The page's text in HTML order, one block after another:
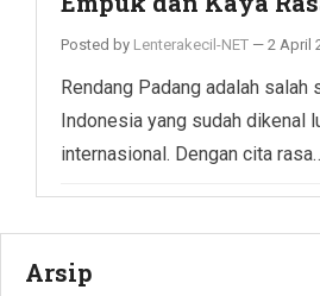
Posted by Lenterakecil-NET — 2 April
Rendang Padang adalah salah
Indonesia yang sudah dikenal
internasional. Dengan cita
Arsip